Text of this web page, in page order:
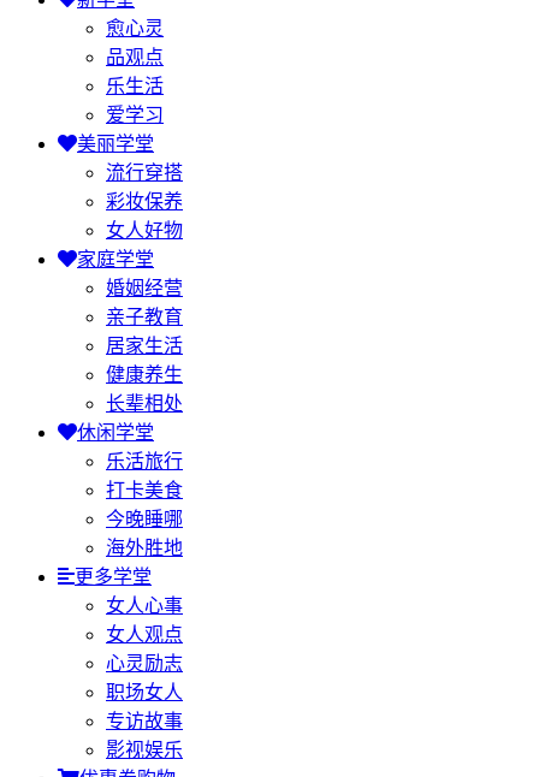
愈心灵
品观点
乐生活
爱学习
美丽学堂
流行穿搭
彩妆保养
女人好物
家庭学堂
婚姻经营
亲子教育
居家生活
健康养生
长辈相处
休闲学堂
乐活旅行
打卡美食
今晚睡哪
海外胜地
更多学堂
女人心事
女人观点
心灵励志
职场女人
专访故事
影视娱乐